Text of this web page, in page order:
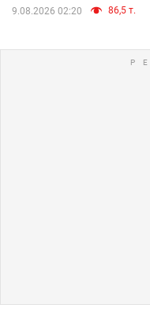
9.08.2026 02:20 86,5 т.